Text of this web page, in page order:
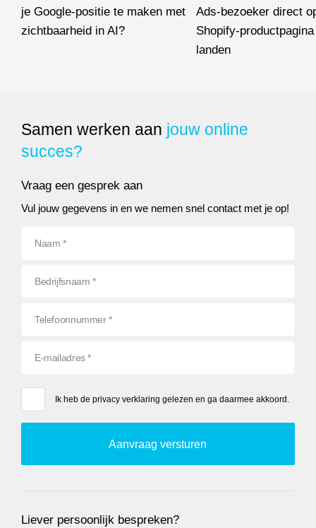
je Google-positie te maken met
zichtbaarheid in AI?
Over SEO en GEO: Wat heeft je Google-positie te maken met
Ads-bezoeker direct
Shopify-
landen
Samen werken aan jouw online
succes?
Vraag een gesprek aan
Vul jouw gegevens in en we nemen snel contact met je op!
Ik heb de privacy verklaring gelezen en ga daarmee akkoord.
Liever persoonlijk bespreken?